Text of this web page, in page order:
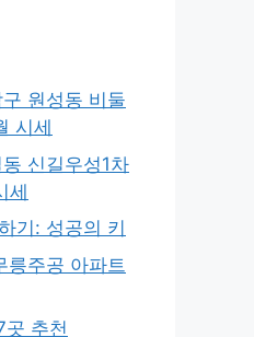
원성동 비둘
시세
신길우성1차
세
기: 성공의 키
릉주공 아파트
추천